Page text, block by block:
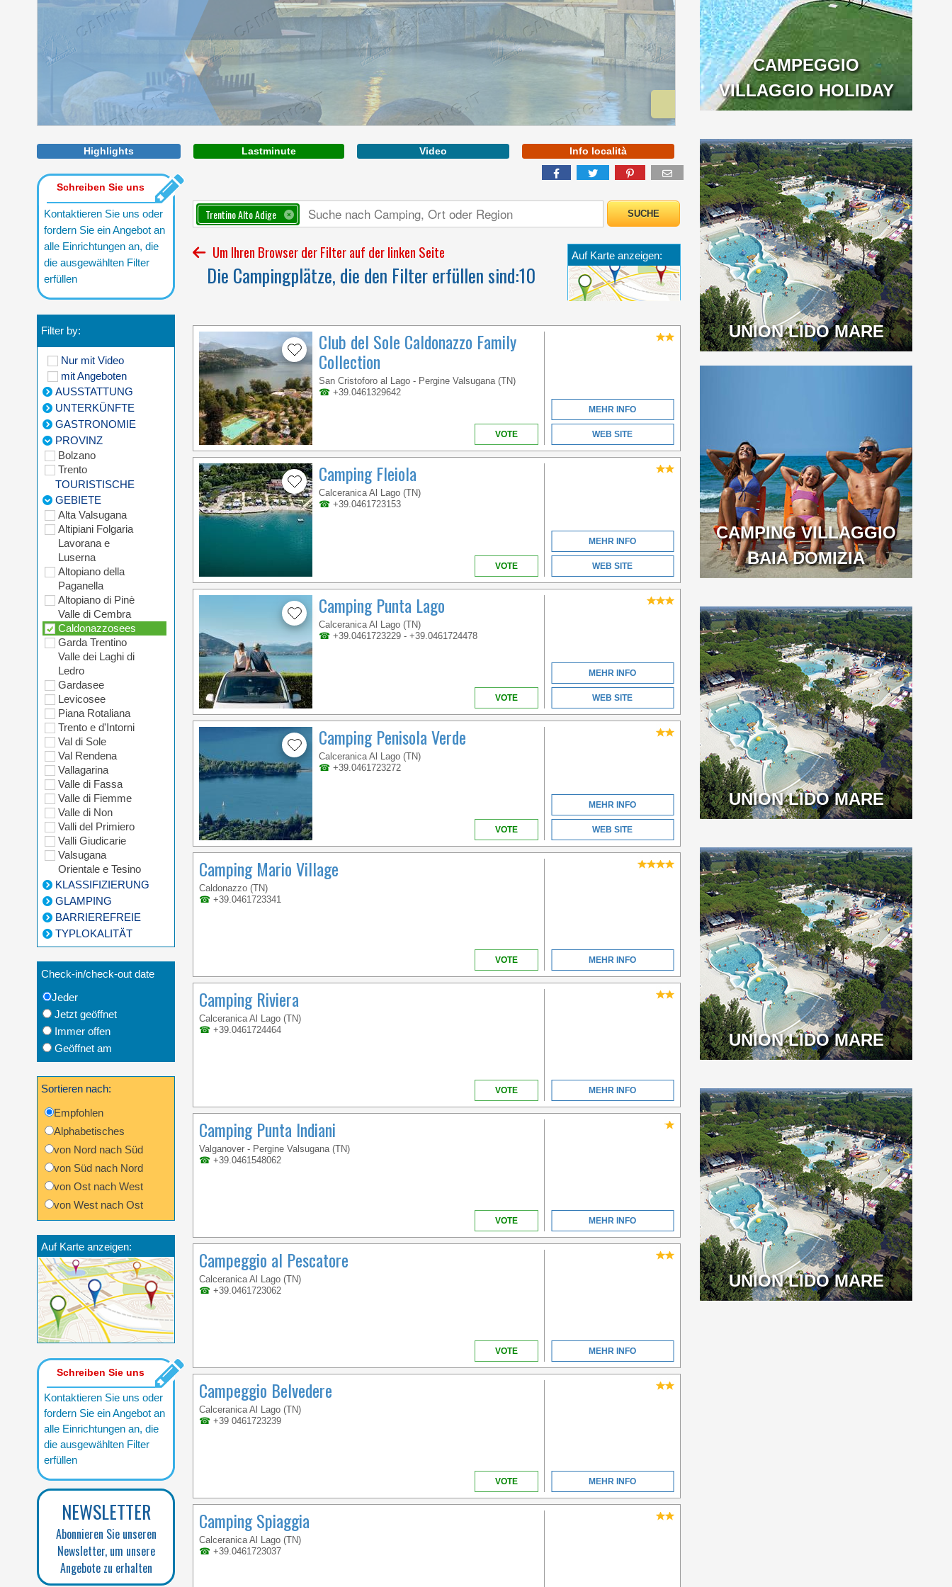
Höchster Komfort am Puls der Natur
Mehr info
Highlights Lastminute Video Info località
Schreiben Sie uns
Kontaktieren Sie uns oder
fordern Sie ein Angebot an
alle Einrichtungen an, die
die ausgewählten Filter
erfüllen
Filter by:
Nur mit Video
mit Angeboten
AUSSTATTUNG
UNTERKÜNFTE
GASTRONOMIE
PROVINZ
Bolzano
Trento
TOURISTISCHE
GEBIETE
Alta Valsugana
Altipiani Folgaria
Lavorana e
Luserna
Altopiano della
Paganella
Altopiano di Pinè
Valle di Cembra
Caldonazzosees
Garda Trentino
Valle dei Laghi di
Ledro
Gardasee
Levicosee
Piana Rotaliana
Trento e d'Intorni
Val di Sole
Val Rendena
Vallagarina
Valle di Fassa
Valle di Fiemme
Valle di Non
Valli del Primiero
Valli Giudicarie
Valsugana
Orientale e Tesino
KLASSIFIZIERUNG
GLAMPING
BARRIEREFREIE
TYPLOKALITÄT
Check-in/check-out date
Jeder
Jetzt geöffnet
Immer offen
Geöffnet am
Sortieren nach:
Empfohlen
Alphabetisches
von Nord nach Süd
von Süd nach Nord
von Ost nach West
von West nach Ost
Auf Karte anzeigen:
Schreiben Sie uns
Kontaktieren Sie uns oder
fordern Sie ein Angebot an
alle Einrichtungen an, die
die ausgewählten Filter
erfüllen
NEWSLETTER
Abonnieren Sie unseren
Newsletter, um unsere
Angebote zu erhalten
Trentino Alto Adige
Um Ihren Browser der Filter auf der linken Seite
Die Campingplätze, die den Filter erfüllen sind:10
Auf Karte anzeigen:
Club del Sole Caldonazzo Family
Collection
San Cristoforo al Lago - Pergine Valsugana (TN)
☎ +39.0461329642
VOTE
MEHR INFO
WEB SITE
Camping Fleiola
Calceranica Al Lago (TN)
☎ +39.0461723153
VOTE
MEHR INFO
WEB SITE
Camping Punta Lago
Calceranica Al Lago (TN)
☎ +39.0461723229 - +39.0461724478
VOTE
MEHR INFO
WEB SITE
Camping Penisola Verde
Calceranica Al Lago (TN)
☎ +39.0461723272
VOTE
MEHR INFO
WEB SITE
Camping Mario Village
Caldonazzo (TN)
☎ +39.0461723341
VOTE MEHR INFO
Camping Riviera
Calceranica Al Lago (TN)
☎ +39.0461724464
VOTE MEHR INFO
Camping Punta Indiani
Valganover - Pergine Valsugana (TN)
☎ +39.0461548062
VOTE MEHR INFO
Campeggio al Pescatore
Calceranica Al Lago (TN)
☎ +39.0461723062
VOTE MEHR INFO
Campeggio Belvedere
Calceranica Al Lago (TN)
☎ +39 0461723239
VOTE MEHR INFO
Camping Spiaggia
Calceranica Al Lago (TN)
☎ +39.0461723037
CAMPEGGIO
VILLAGGIO HOLIDAY
ABRUZZEN
WILLKOMMEN IM
CAMPINGPLATZ IN
UNION LIDO MARE
VENETIEN
ÜBER 1KM INMITTEN
RAHMEN VON GOLF
CAMPING VILLAGGIO
BAIA DOMIZIA
KAMPANIEN
UNION LIDO MARE
WILLKOMMEN IM
UNION LIDO MARE
WILLKOMMEN IM
ERSTEN 5-STERNE-
UNION LIDO MARE